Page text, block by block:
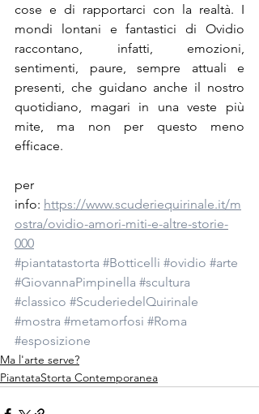
cose e di rapportarci con la realtà. I
mondi lontani e fantastici di Ovidio
raccontano, infatti, emozioni,
sentimenti, paure, sempre attuali e
presenti, che guidano anche il nostro
quotidiano, magari in una veste più
mite, ma non per questo meno
efficace.
per
info: https://www.scuderiequirinale.it/m
ostra/ovidio-amori-miti-e-altre-storie-
000
#piantatastorta #Botticelli #ovidio #arte
#GiovannaPimpinella #scultura
#classico #ScuderiedelQuirinale
#mostra #metamorfosi #Roma
#esposizione
Ma l'arte serve?
PiantataStorta Contemporanea